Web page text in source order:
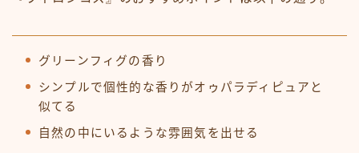
グリーンフィグの香り
シンプルで個性的な香りがオゥパラディピュアと
似てる
自然の中にいるような雰囲気を出せる